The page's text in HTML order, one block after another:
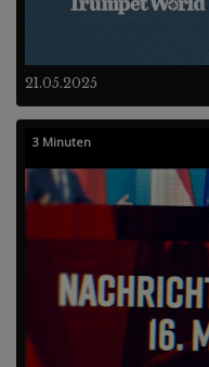
21.05.2025
3 Minuten